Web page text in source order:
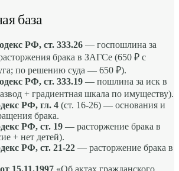
база
РФ, ст. 333.26 — госпошлина за
брака в ЗАГСе (650 ₽ с
по решению суда — 650 ₽).
РФ, ст. 333.19 — пошлина за иск в
+ градиентная шкала по имуществу).
РФ, гл. 4 (ст. 16-26) — основания и
брака.
РФ, ст. 19 — расторжение брака в
+ нет детей).
РФ, ст. 21-22 — расторжение брака в
15.11.1997 «Об актах гражданского